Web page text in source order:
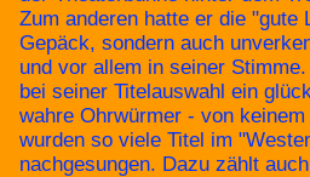
Zum anderen hatte er die "gute
Gepäck, sondern auch
und vor allem in seiner
bei seiner Titelauswahl ein
wahre Ohrwürmer - von
wurden so viele Titel im
nachgesungen. Dazu zählt